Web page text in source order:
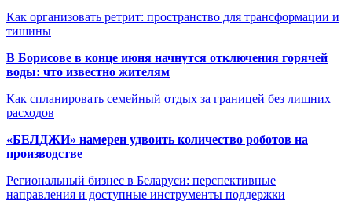
Как организовать ретрит: пространство для трансформации и
тишины
В Борисове в конце июня начнутся отключения горячей
воды: что известно жителям
Как спланировать семейный отдых за границей без лишних
расходов
«БЕЛДЖИ» намерен удвоить количество роботов на
производстве
Региональный бизнес в Беларуси: перспективные
направления и доступные инструменты поддержки